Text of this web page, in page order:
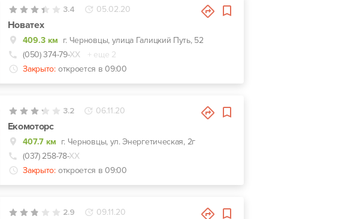
3.4 05.02.20
Новатех
409.3 км г. Черновцы, улица Галицкий Путь, 52
(050) 374-79-ХХ
+ еще 2
Закрыто: откроется в 09:00
3.2 06.11.20
Екомоторс
407.7 км г. Черновцы, ул. Энергетическая, 2г
(037) 258-78-ХХ
Закрыто: откроется в 09:00
2.9 09.11.20